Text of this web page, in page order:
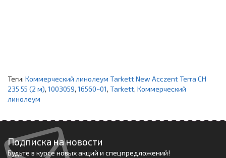
Теги: Коммерческий линолеум Tarkett New Acczent Terra CH
235 55 (2 м), 1003059, 16560~01, Tarkett, Коммерческий
линолеум
Подписка на новости
Будьте в курсе новых акций и спецпредложений!